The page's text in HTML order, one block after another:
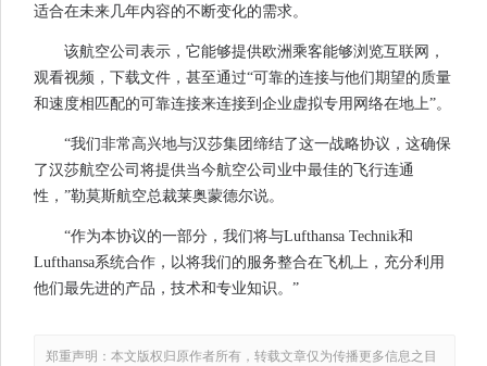
适合在未来几年内容的不断变化的需求。
该航空公司表示，它能够提供欧洲乘客能够浏览互联网，
观看视频，下载文件，甚至通过“可靠的连接与他们期望的质量
和速度相匹配的可靠连接来连接到企业虚拟专用网络在地上”。
“我们非常高兴地与汉莎集团缔结了这一战略协议，这确保
了汉莎航空公司将提供当今航空公司业中最佳的飞行连通
性，”勒莫斯航空总裁莱奥蒙德尔说。
“作为本协议的一部分，我们将与Lufthansa Technik和
Lufthansa系统合作，以将我们的服务整合在飞机上，充分利用
他们最先进的产品，技术和专业知识。”
郑重声明：本文版权归原作者所有，转载文章仅为传播更多信息之目